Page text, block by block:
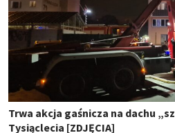
Trwa akcja gaśnicza na dachu
Tysiąclecia [ZDJĘCIA]